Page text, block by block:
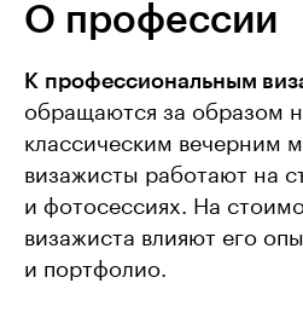
О профессии
К профессиональным
обращаются за образом
классическим вечерним
визажисты работают на
и фотосессиях. На
визажиста влияют его
и портфолио.